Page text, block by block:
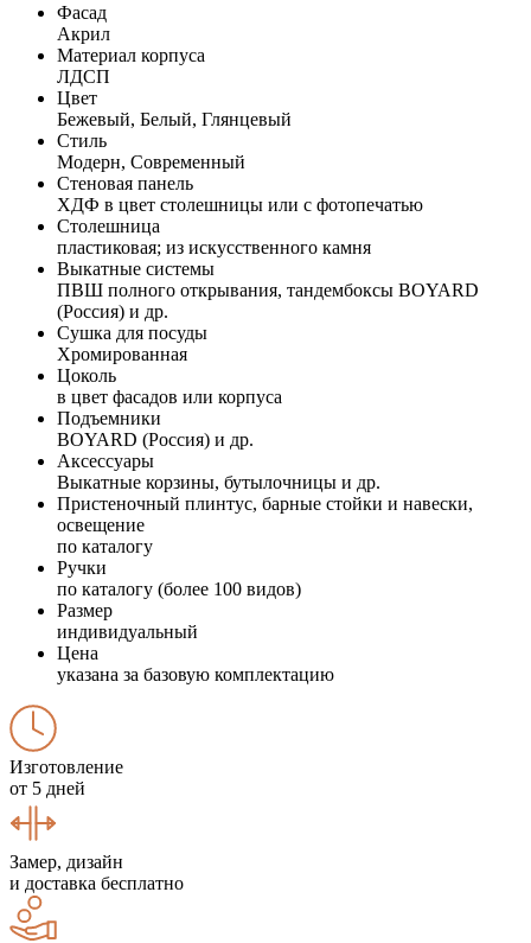
Фасад
Акрил
Материал корпуса
ЛДСП
Цвет
Бежевый, Белый, Глянцевый
Стиль
Модерн, Современный
Стеновая панель
ХДФ в цвет столешницы или с фотопечатью
Столешница
пластиковая; из искусственного камня
Выкатные системы
ПВШ полного открывания, тандембоксы BOYARD
(Россия) и др.
Сушка для посуды
Хромированная
Цоколь
в цвет фасадов или корпуса
Подъемники
BOYARD (Россия) и др.
Аксессуары
Выкатные корзины, бутылочницы и др.
Пристеночный плинтус, барные стойки и навески,
освещение
по каталогу
Ручки
по каталогу (более 100 видов)
Размер
индивидуальный
Цена
указана за базовую комплектацию
Изготовление
от 5 дней
Замер, дизайн
и доставка бесплатно